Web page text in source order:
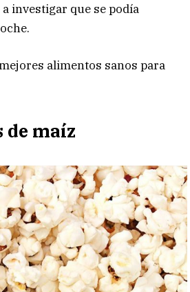
investigar que se podía
alimentos sanos para
de maíz